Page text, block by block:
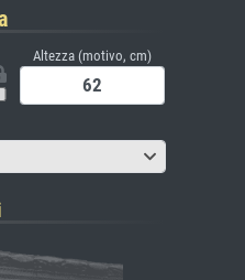
Altezza (motivo, cm)